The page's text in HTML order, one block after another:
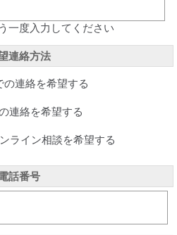
一度入力してください
連絡方法
の連絡を希望する
連絡を希望する
ライン相談を希望する
話番号